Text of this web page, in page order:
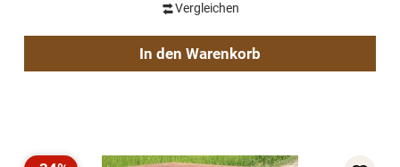
Vergleichen
In den Warenkorb